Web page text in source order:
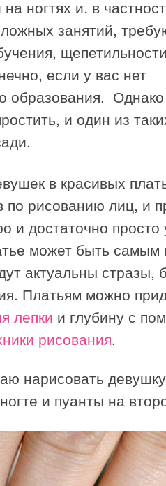
ногтях и, в
занятий,
если у вас нет
образования.
и один из
в красивых
по рисованию лиц, и
и достаточно просто
может быть
актуальны стразы,
Платьям можно
лепки и глубину с
рисования.
нарисовать
и пуанты на